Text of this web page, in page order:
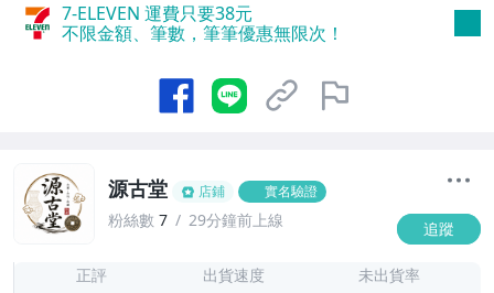
7-ELEVEN 運費只要38元
不限金額、筆數，筆筆優惠無限次！
源古堂 店鋪 實名驗證
粉絲數 7 29分鐘前上線 追蹤
正評 出貨速度 未出貨率